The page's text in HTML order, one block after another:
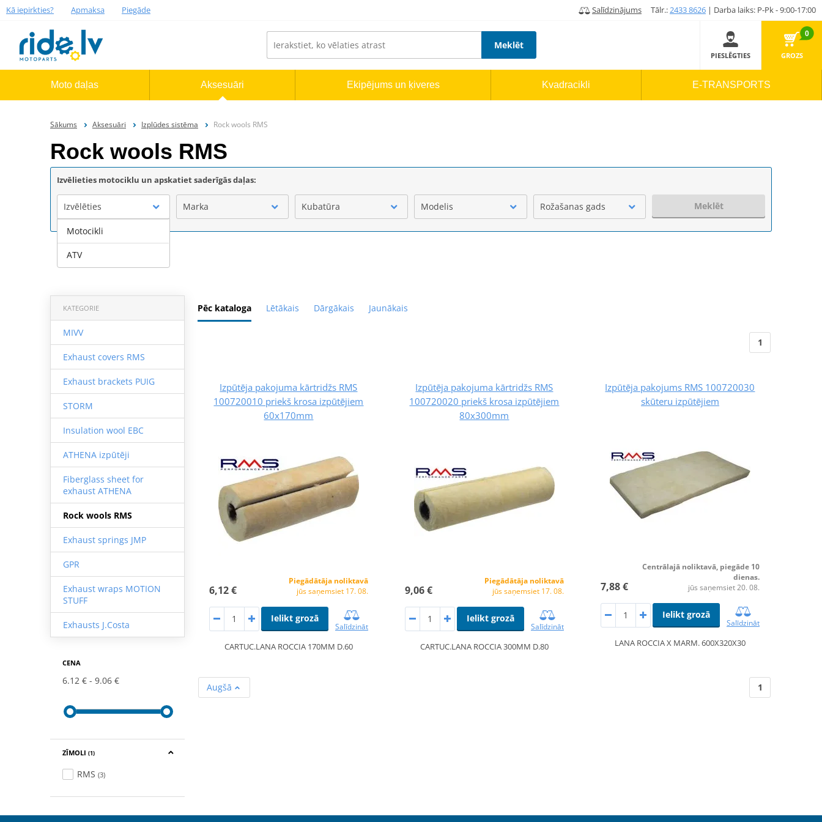
Kā iepirkties? Apmaksa Piegāde Salīdzinājums Tālr.:2433 8626 | Darba laiks: P-Pk - 9:00-17:00
Meklēt
PIESLĒGTIES
0
GROZS
Moto daļas Aksesuāri Ekipējums un ķiveres Kvadracikli E-TRANSPORTS
Sākums Aksesuāri Izplūdes sistēma Rock wools RMS
Rock wools RMS
Izvēlieties motociklu un apskatiet saderīgās daļas:
Izvēlēties Marka Kubatūra Modelis Rožašanas gads Meklēt
Pēc kataloga Lētākais Dārgākais Jaunākais
KATEGORIE
MIVV
Exhaust covers RMS
Exhaust brackets PUIG
STORM
Insulation wool EBC
ATHENA izpūtēji
Fiberglass sheet for
exhaust ATHENA
Rock wools RMS
Exhaust springs JMP
GPR
Exhaust wraps MOTION
STUFF
Exhausts J.Costa
CENA
6.12 € 9.06 €
ZĪMOLI (1)
RMS (3)
1
Izpūtēja pakojuma kārtridžs RMS
100720010 priekš krosa izpūtējiem
60x170mm
6,12 €
Piegādātāja noliktavā
jūs saņemsiet 17. 08.
Ielikt grozā
Salīdzināt
CARTUC.LANA ROCCIA 170MM D.60
Izpūtēja pakojuma kārtridžs RMS
100720020 priekš krosa izpūtējiem
80x300mm
9,06 €
Piegādātāja noliktavā
jūs saņemsiet 17. 08.
Ielikt grozā
Salīdzināt
CARTUC.LANA ROCCIA 300MM D.80
Izpūtēja pakojums RMS 100720030
skūteru izpūtējiem
7,88 €
Centrālajā noliktavā, piegāde 10
dienas.
jūs saņemsiet 20. 08.
Ielikt grozā
Salīdzināt
LANA ROCCIA X MARM. 600X320X30
1
Augšā
Motocikli
ATV